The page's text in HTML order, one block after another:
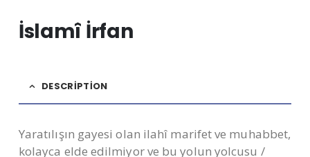
İslamî İrfan
DESCRIPTION
Yaratılışın gayesi olan ilahî marifet ve muhabbet,
kolayca elde edilmiyor ve bu yolun yolcusu /